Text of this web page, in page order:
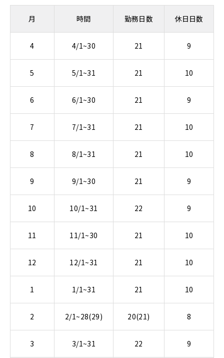
月 時間 勤務日数 休日日数
4 4/1~30 21 9
5 5/1~31 21 10
6 6/1~30 21 9
7 7/1~31 21 10
8 8/1~31 21 10
9 9/1~30 21 9
10 10/1~31 22 9
11 11/1~30 21 10
12 12/1~31 21 10
1 1/1~31 21 10
2 2/1~28(29) 20(21) 8
3 3/1~31 22 9